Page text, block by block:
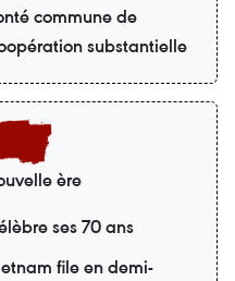
commune de
substantielle
ère
ses 70 ans
file en demi-